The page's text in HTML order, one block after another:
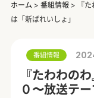
ホーム > 番組情報 >
『
は「新ばれいしょ」
番組情報
『たわわの
０〜放送テ